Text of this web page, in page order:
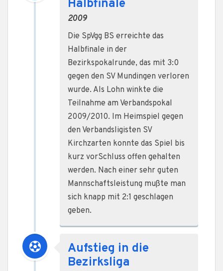
Halbfinale
2009
Die SpVgg BS erreichte das
Halbfinale in der
Bezirkspokalrunde, das mit 3:0
gegen den SV Mundingen verloren
wurde. Als Lohn winkte die
Teilnahme am Verbandspokal
2009/2010. Im Heimspiel gegen
den Verbandsligisten SV
Kirchzarten konnte das Spiel bis
kurz vorSchluss offen gehalten
werden. Nach einer sehr guten
Mannschaftsleistung mußte man
sich knapp mit 2:1 geschlagen
geben.
Aufstieg in die
Bezirksliga